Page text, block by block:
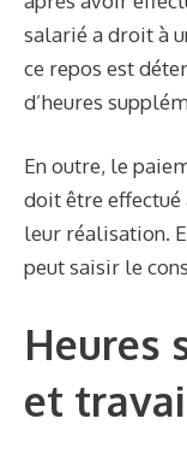
salarié a droit à
ce repos est
d’heures
En outre, le
doit être effectué
leur réalisation.
peut saisir le
Heures
et